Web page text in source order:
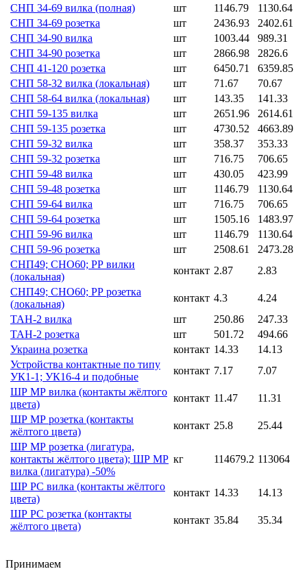
СНП 34-69 вилка (полная)
шт 1146.79
1130.64
СНП 34-69 розетка
шт 2436.93
2402.61
СНП 34-90 вилка
шт 1003.44
989.31
СНП 34-90 розетка
шт 2866.98
2826.6
СНП 41-120 розетка
шт 6450.71
6359.85
СНП 58-32 вилка (локальная)
шт 71.67
70.67
СНП 58-64 вилка (локальная)
шт 143.35
141.33
СНП 59-135 вилка
шт 2651.96
2614.61
СНП 59-135 розетка
шт 4730.52
4663.89
СНП 59-32 вилка
шт 358.37
353.33
СНП 59-32 розетка
шт 716.75
706.65
СНП 59-48 вилка
шт 430.05
423.99
СНП 59-48 розетка
шт 1146.79
1130.64
СНП 59-64 вилка
шт 716.75
706.65
СНП 59-64 розетка
шт 1505.16
1483.97
СНП 59-96 вилка
шт 1146.79
1130.64
СНП 59-96 розетка
шт 2508.61
2473.28
СНП49; СНО60; РР вилки
(локальная)
контакт 2.87
2.83
СНП49; СНО60; РР розетка
(локальная)
контакт 4.3
4.24
ТАН-2 вилка
шт 250.86
247.33
ТАН-2 розетка
шт 501.72
494.66
Украина розетка
контакт 14.33
14.13
Устройства контактные по типу
УК1-1; УК16-4 и подобные
контакт 7.17
7.07
ШР МР вилка (контакты жёлтого
цвета)
контакт 11.47
11.31
ШР МР розетка (контакты
жёлтого цвета)
контакт 25.8
25.44
ШР МР розетка (лигатура,
контакты жёлтого цвета); ШР МР
вилка (лигатура) -50%
кг 114679.2 113064
ШР РС вилка (контакты жёлтого
цвета)
контакт 14.33
14.13
ШР РС розетка (контакты
жёлтого цвета)
контакт 35.84 35.34
Принимаем